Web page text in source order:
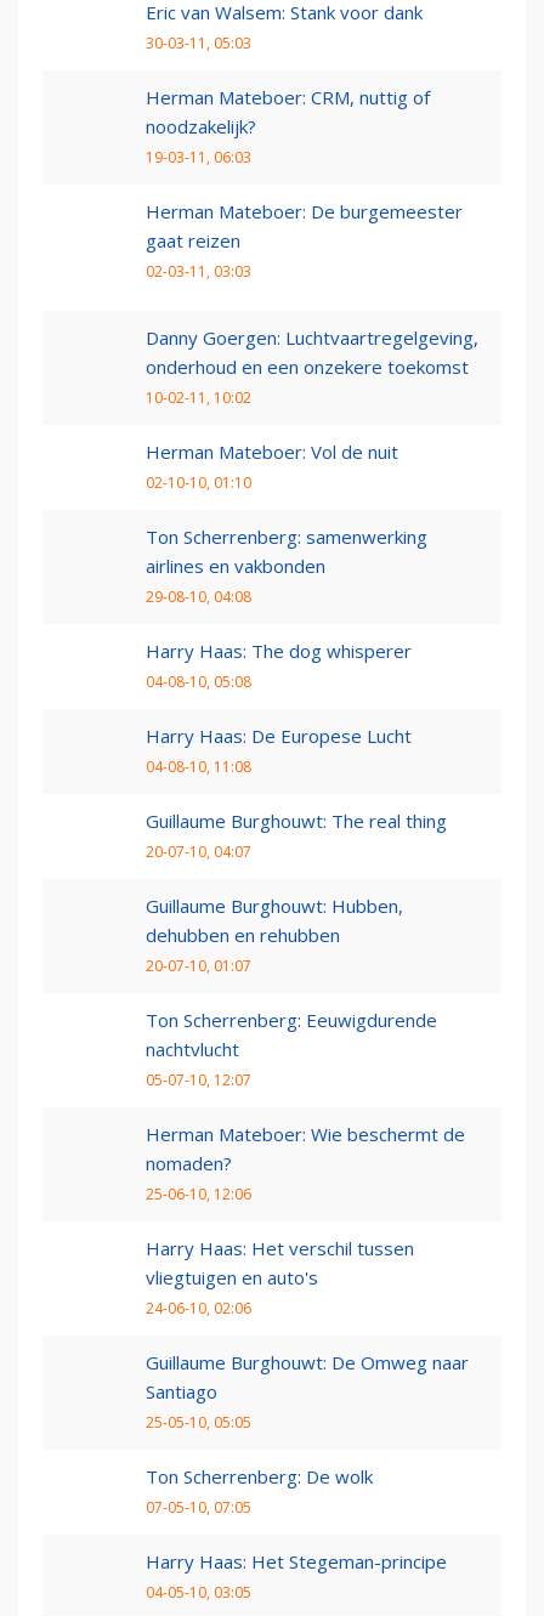
Eric van Walsem: Stank voor dank
30-03-11, 05:03
Herman Mateboer: CRM, nuttig of
noodzakelijk?
19-03-11, 06:03
Herman Mateboer: De burgemeester
gaat reizen
02-03-11, 03:03
Danny Goergen: Luchtvaartregelgeving,
onderhoud en een onzekere toekomst
10-02-11, 10:02
Herman Mateboer: Vol de nuit
02-10-10, 01:10
Ton Scherrenberg: samenwerking
airlines en vakbonden
29-08-10, 04:08
Harry Haas: The dog whisperer
04-08-10, 05:08
Harry Haas: De Europese Lucht
04-08-10, 11:08
Guillaume Burghouwt: The real thing
20-07-10, 04:07
Guillaume Burghouwt: Hubben,
dehubben en rehubben
20-07-10, 01:07
Ton Scherrenberg: Eeuwigdurende
nachtvlucht
05-07-10, 12:07
Herman Mateboer: Wie beschermt de
nomaden?
25-06-10, 12:06
Harry Haas: Het verschil tussen
vliegtuigen en auto's
24-06-10, 02:06
Guillaume Burghouwt: De Omweg naar
Santiago
25-05-10, 05:05
Ton Scherrenberg: De wolk
07-05-10, 07:05
Harry Haas: Het Stegeman-principe
04-05-10, 03:05